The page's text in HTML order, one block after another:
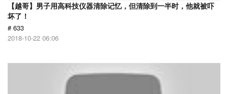
【越哥】男子用高科技仪器清除记忆，但清除到一半时，他就被吓
坏了！
# 633
2018-10-22 06:06